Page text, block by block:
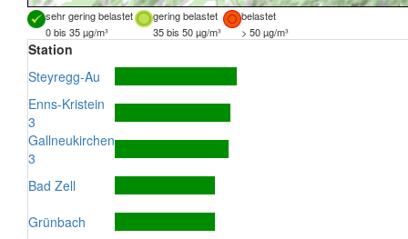
sehr gering belastet gering belastet
belastet
0 bis 35 µg/m³
35 bis 50 µg/m³ > 50 µg/m³
Station
Steyregg-Au
Enns-Kristein
3
Gallneukirchen
3
Bad Zell
Grünbach